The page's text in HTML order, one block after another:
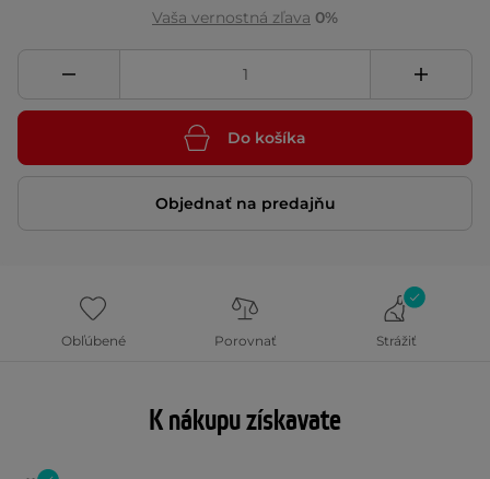
Vaša vernostná zľava 0%
Do košíka
Objednať na predajňu
Obľúbené Porovnať Strážiť
K nákupu získavate